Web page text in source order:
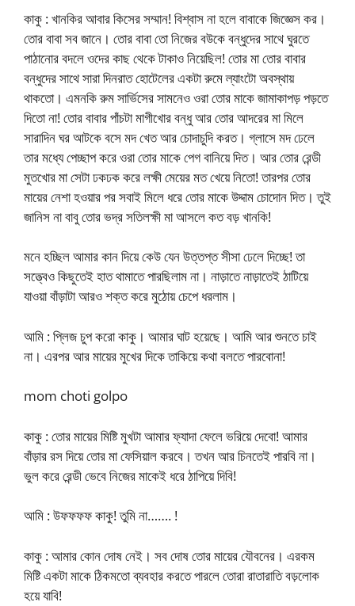
কাকু : খানকির আবার কিসের সম্মান! বিশ্বাস না হলে বাবাকে জিজ্ঞেস কর।
তোর বাবা সব জানে। তোর বাবা তো নিজের বউকে বন্ধুদের সাথে ঘুরতে
পাঠানোর বদলে ওদের কাছ থেকে টাকাও নিয়েছিল! তোর মা তোর বাবার
বন্ধুদের সাথে সারা দিনরাত হোটেলের একটা রুমে ল্যাংটো অবস্থায়
থাকতো। এমনকি রুম সার্ভিসের সামনেও ওরা তোর মাকে জামাকাপড় পড়তে
দিতো না! তোর বাবার পাঁচটা মাগীখোর বন্ধু আর তোর আদরের মা মিলে
সারাদিন ঘর আটকে বসে মদ খেত আর চোদাচুদি করত। গ্লাসে মদ ঢেলে
তার মধ্যে পেচ্ছাপ করে ওরা তোর মাকে পেগ বানিয়ে দিত। আর তোর রেন্ডী
মুতখোর মা সেটা ঢকঢক করে লক্ষী মেয়ের মত খেয়ে নিতো! তারপর তোর
মায়ের নেশা হওয়ার পর সবাই মিলে ধরে তোর মাকে উদ্দাম চোদোন দিত। তুই
জানিস না বাবু তোর ভদ্র সতিলক্ষী মা আসলে কত বড় খানকি!
মনে হচ্ছিল আমার কান দিয়ে কেউ যেন উত্তপ্ত সীসা ঢেলে দিচ্ছে! তা
সত্ত্বেও কিছুতেই হাত থামাতে পারছিলাম না। নাড়াতে নাড়াতেই ঠাটিয়ে
যাওয়া বাঁড়াটা আরও শক্ত করে মুঠোয় চেপে ধরলাম।
আমি : প্লিজ চুপ করো কাকু। আমার ঘাট হয়েছে। আমি আর শুনতে চাই
না। এরপর আর মায়ের মুখের দিকে তাকিয়ে কথা বলতে পারবোনা!
mom choti golpo
কাকু : তোর মায়ের মিষ্টি মুখটা আমার ফ্যাদা ফেলে ভরিয়ে দেবো! আমার
বাঁড়ার রস দিয়ে তোর মা ফেসিয়াল করবে। তখন আর চিনতেই পারবি না।
ভুল করে রেন্ডী ভেবে নিজের মাকেই ধরে ঠাপিয়ে দিবি!
আমি : উফফফফ কাকু! তুমি না……. !
কাকু : আমার কোন দোষ নেই। সব দোষ তোর মায়ের যৌবনের। এরকম
মিষ্টি একটা মাকে ঠিকমতো ব্যবহার করতে পারলে তোরা রাতারাতি বড়লোক
হয়ে যাবি!